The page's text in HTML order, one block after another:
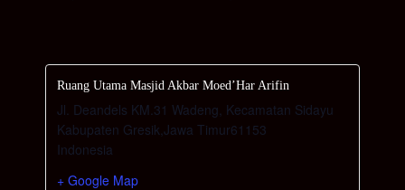
Ruang Utama Masjid Akbar Moed’Har Arifin
Jl. Deandels KM.31 Wadeng, Kecamatan Sidayu
Kabupaten Gresik,Jawa Timur61153
Indonesia
+ Google Map